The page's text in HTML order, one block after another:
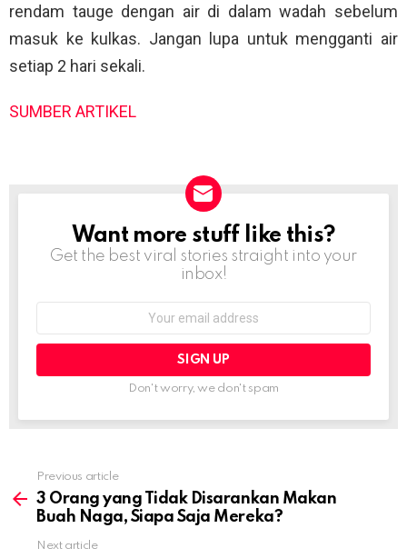
rendam tauge dengan air di dalam wadah sebelum
masuk ke kulkas. Jangan lupa untuk mengganti air
setiap 2 hari sekali.
SUMBER ARTIKEL
NEWSLETTER
Want more stuff like this?
Get the best viral stories straight into your
inbox!
Don't worry, we don't spam
more
Previous article
3 Orang yang Tidak Disarankan Makan
Buah Naga, Siapa Saja Mereka?
Next article